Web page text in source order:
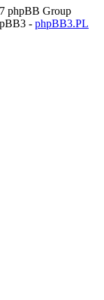
phpBB Group
- phpBB3.PL